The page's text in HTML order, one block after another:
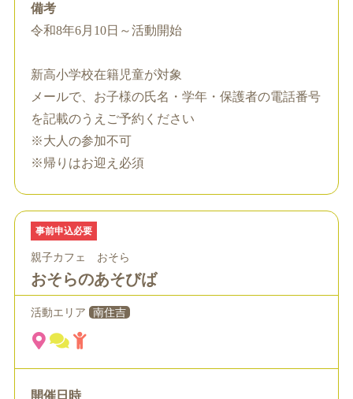
備考
令和8年6月10日～活動開始
新高小学校在籍児童が対象
メールで、お子様の氏名・学年・保護者の電話番号
を記載のうえご予約ください
※大人の参加不可
※帰りはお迎え必須
事前申込必要
親子カフェ おそら
おそらのあそびば
活動エリア 南住吉
開催日時